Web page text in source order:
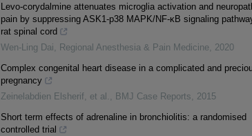
Levo-corydalmine attenuates microglia activation and
pain by suppressing ASK1-p38 MAPK/NF-κB signaling
rat spinal cord
Wen-Ling Dai, Regional Anesthesia & Pain Medicine, 2020
Complex congenital heart disease in a complicated and
pregnancy
Zeinelabdien Elsherif, et al. , BMJ Case Reports, 2015
Short term effects of adrenaline in bronchiolitis: a randomised
controlled trial